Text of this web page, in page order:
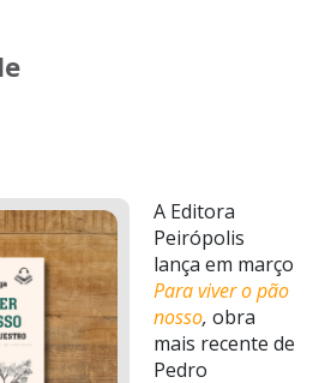
A Editora
Peirópolis
lança em março
Para viver o pão
nosso, obra
mais recente de
Pedro